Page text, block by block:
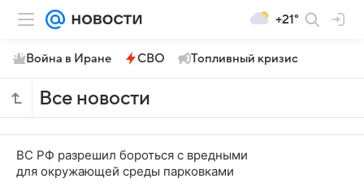
+21°
Война в Иране СВО Топливный кризис
Все новости
ВС РФ разрешил бороться с вредными
для окружающей среды парковками